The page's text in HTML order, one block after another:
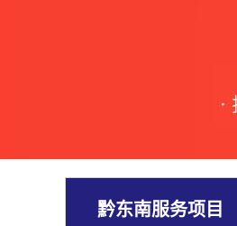
黔东南服务项目